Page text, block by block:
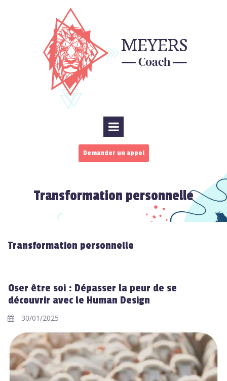
Demander un appel
Transformation personnelle
Transformation personnelle
Oser être soi : Dépasser la peur de se
découvrir avec le Human Design
30/01/2025